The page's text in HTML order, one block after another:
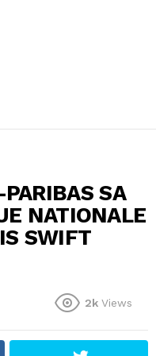
SA
NATIONALE
SWIFT
2k Views